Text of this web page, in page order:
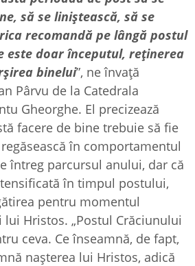
să se liniștească, să se
recomandă pe lângă postul
este doar începutul, reținerea
binelui”, ne învață
Pârvu de la Catedrala
Gheorghe. El precizează
facere de bine trebuie să fie
în comportamentul
întreg parcursul anului, dar că
în timpul postului,
pentru momentul
Hristos. „Postul Crăciunului
ceva. Ce înseamnă, de fapt,
nașterea lui Hristos, adică